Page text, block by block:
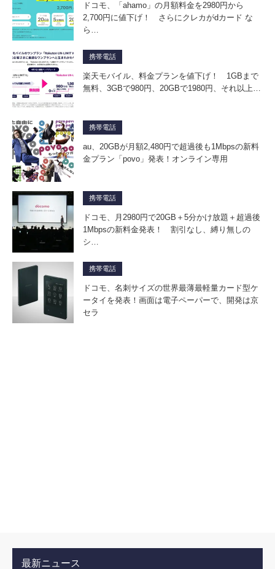
ドコモ、「ahamo」の月額料金を2980円から
2,700円に値下げ！ さらにクレカがdカード な
ら…
携帯電話
楽天モバイル、料金プランを値下げ！ 1GBまで
無料、3GBで980円、20GBで1980円、それ以上…
携帯電話
au、20GBが月額2,480円で超過後も1Mbpsの新料
金プラン「povo」発表！オンライン専用
携帯電話
ドコモ、月2980円で20GB＋5分かけ放題＋超過後
1Mbpsの新料金発表！ 割引なし、縛り無しの
シ…
携帯電話
ドコモ、名刺サイズの世界最薄最軽量カード型ケ
ータイを発表！画面は電子ペーパーで、開発は京
セラ
最新ニュース